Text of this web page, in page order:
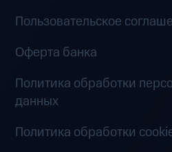
Пользовательское
Оферта банка
Политика обработки
данных
Политика обработки